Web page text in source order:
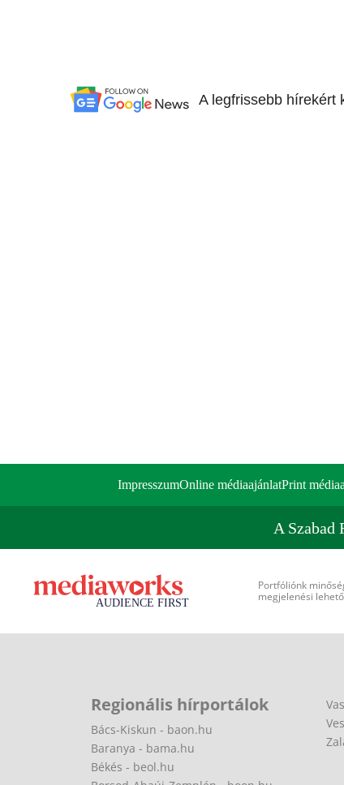
A legfrissebb hírekért
ImpresszumOnline médiaajánlatPrint
A
Portfóliónk
megjelenési
Regionális hírportálok
Bács-Kiskun - baon.hu
Baranya - bama.hu
Békés - beol.hu